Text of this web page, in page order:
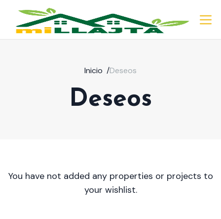
Inicio /Deseos
Deseos
You have not added any properties or projects to
your wishlist.